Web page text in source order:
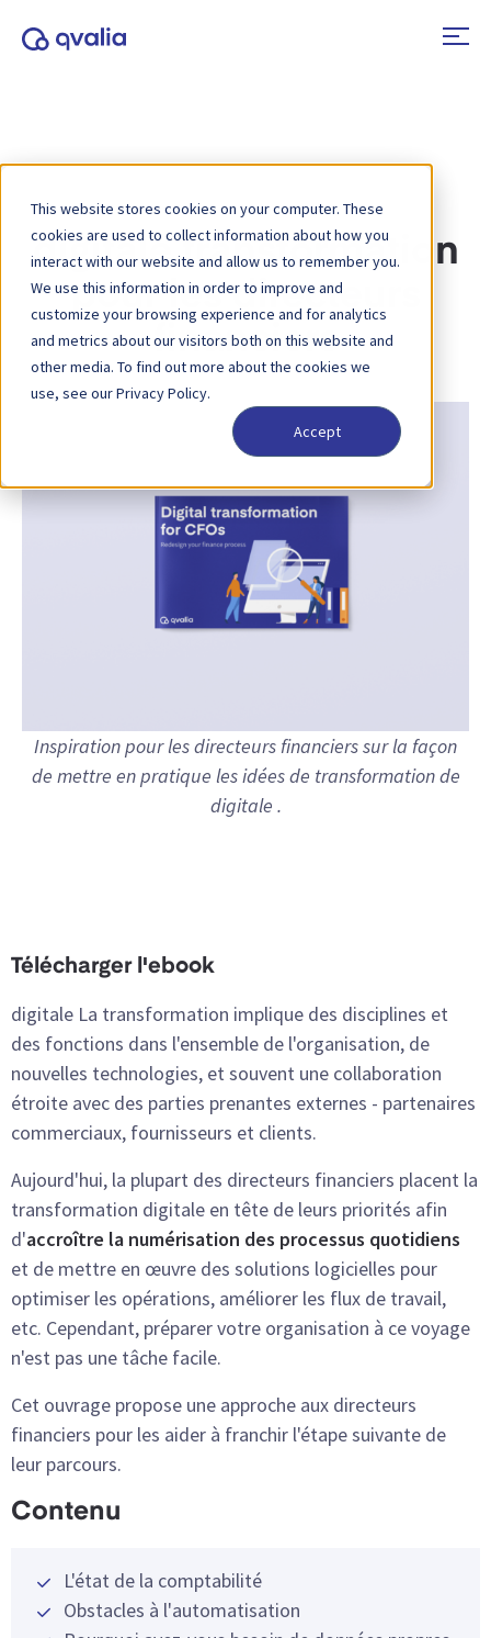
This website stores cookies on your computer. These
cookies are used to collect information about how you
interact with our website and allow us to remember you.
We use this information in order to improve and
customize your browsing experience and for analytics
and metrics about our visitors both on this website and
other media. To find out more about the cookies we
use, see our Privacy Policy.
Accept
digitale transformation
pour les directeurs
financiers
Inspiration pour les directeurs financiers sur la façon
de mettre en pratique les idées de transformation de
digitale .
Télécharger l'ebook
digitale La transformation implique des disciplines et
des fonctions dans l'ensemble de l'organisation, de
nouvelles technologies, et souvent une collaboration
étroite avec des parties prenantes externes - partenaires
commerciaux, fournisseurs et clients.
Aujourd'hui, la plupart des directeurs financiers placent la
transformation digitale en tête de leurs priorités afin
d'accroître la numérisation des processus quotidiens
et de mettre en œuvre des solutions logicielles pour
optimiser les opérations, améliorer les flux de travail,
etc. Cependant, préparer votre organisation à ce voyage
n'est pas une tâche facile.
Cet ouvrage propose une approche aux directeurs
financiers pour les aider à franchir l'étape suivante de
leur parcours.
Contenu
L'état de la comptabilité
Obstacles à l'automatisation